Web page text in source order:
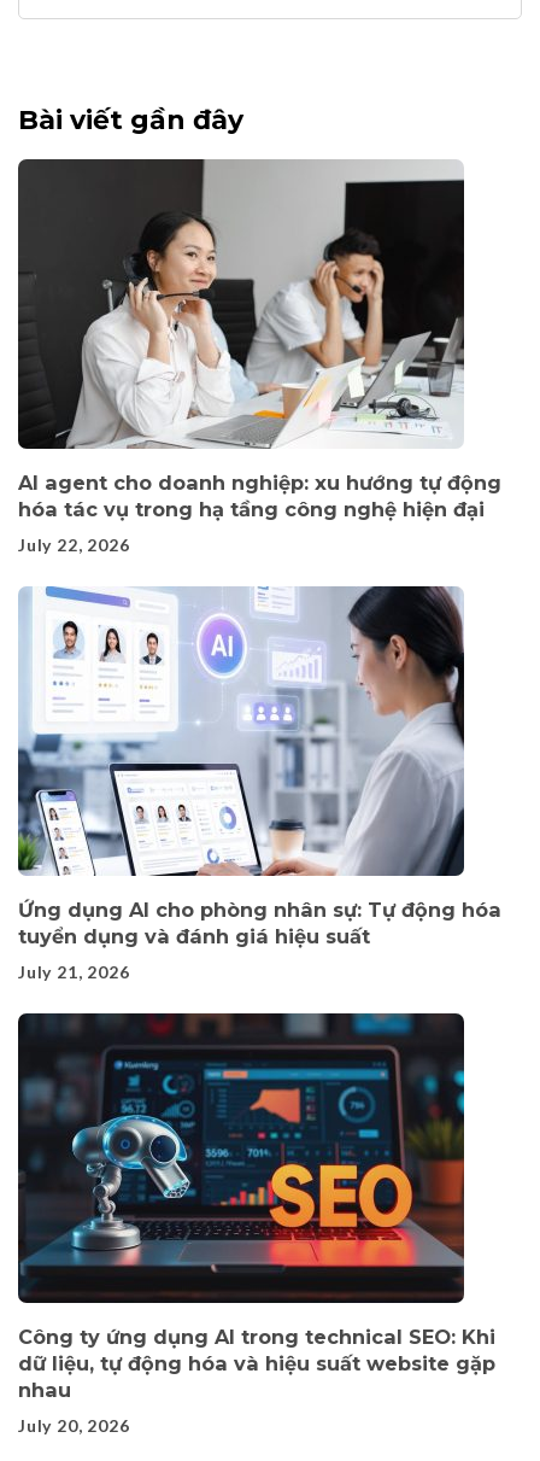
for:
Bài viết gần đây
AI agent cho doanh nghiệp: xu hướng tự động
hóa tác vụ trong hạ tầng công nghệ hiện đại
July 22, 2026
Ứng dụng AI cho phòng nhân sự: Tự động hóa
tuyển dụng và đánh giá hiệu suất
July 21, 2026
Công ty ứng dụng AI trong technical SEO: Khi
dữ liệu, tự động hóa và hiệu suất website gặp
nhau
July 20, 2026